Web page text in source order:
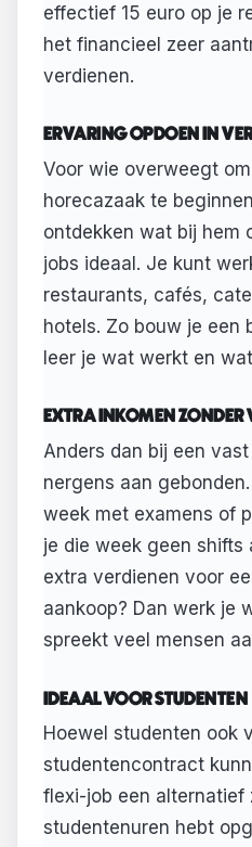
effectief 15 euro op je
het financieel zeer
verdienen.
ERVARING OPDOEN IN
Voor wie overweegt
horecazaak te
ontdekken wat bij hem
jobs ideaal. Je kunt
restaurants, cafés,
hotels. Zo bouw je een
leer je wat werkt en
EXTRA INKOMEN ZONDER
Anders dan bij een
nergens aan
week met examens of
je die week geen shifts
extra verdienen voor
aankoop? Dan werk je
spreekt veel mensen
IDEAAL VOOR STUDENTEN
Hoewel studenten ook
studentencontract
flexi-job een alternatief
studentenuren hebt